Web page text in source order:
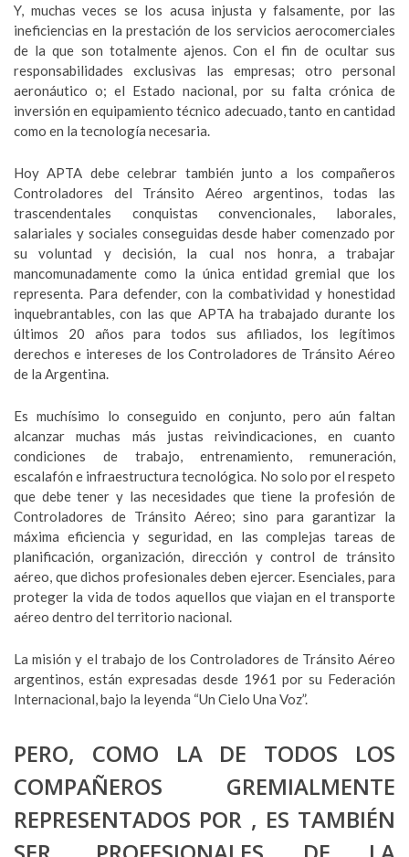
Y, muchas veces se los acusa injusta y falsamente, por las
ineficiencias en la prestación de los servicios aerocomerciales
de la que son totalmente ajenos. Con el fin de ocultar sus
responsabilidades exclusivas las empresas; otro personal
aeronáutico o; el Estado nacional, por su falta crónica de
inversión en equipamiento técnico adecuado, tanto en cantidad
como en la tecnología necesaria.
Hoy APTA debe celebrar también junto a los compañeros
Controladores del Tránsito Aéreo argentinos, todas las
trascendentales conquistas convencionales, laborales,
salariales y sociales conseguidas desde haber comenzado por
su voluntad y decisión, la cual nos honra, a trabajar
mancomunadamente como la única entidad gremial que los
representa. Para defender, con la combatividad y honestidad
inquebrantables, con las que APTA ha trabajado durante los
últimos 20 años para todos sus afiliados, los legítimos
derechos e intereses de los Controladores de Tránsito Aéreo
de la Argentina.
Es muchísimo lo conseguido en conjunto, pero aún faltan
alcanzar muchas más justas reivindicaciones, en cuanto
condiciones de trabajo, entrenamiento, remuneración,
escalafón e infraestructura tecnológica. No solo por el respeto
que debe tener y las necesidades que tiene la profesión de
Controladores de Tránsito Aéreo; sino para garantizar la
máxima eficiencia y seguridad, en las complejas tareas de
planificación, organización, dirección y control de tránsito
aéreo, que dichos profesionales deben ejercer. Esenciales, para
proteger la vida de todos aquellos que viajan en el transporte
aéreo dentro del territorio nacional.
La misión y el trabajo de los Controladores de Tránsito Aéreo
argentinos, están expresadas desde 1961 por su Federación
Internacional, bajo la leyenda “Un Cielo Una Voz”.
PERO, COMO LA DE TODOS LOS
COMPAÑEROS GREMIALMENTE
REPRESENTADOS POR , ES TAMBIÉN